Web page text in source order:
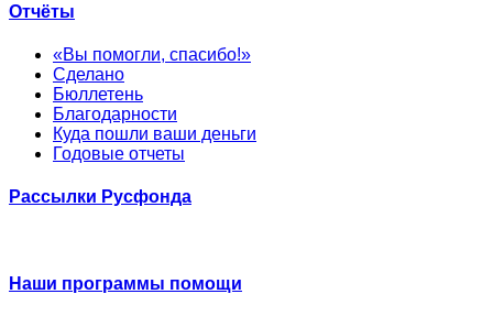
Отчёты
«Вы помогли, спасибо!»
Сделано
Бюллетень
Благодарности
Куда пошли ваши деньги
Годовые отчеты
Рассылки Русфонда
Наши программы помощи